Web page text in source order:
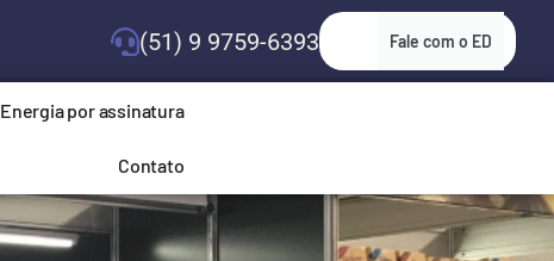
Fale com o ED
(51) 9 9759-6393
Energia por assinatura
Contato